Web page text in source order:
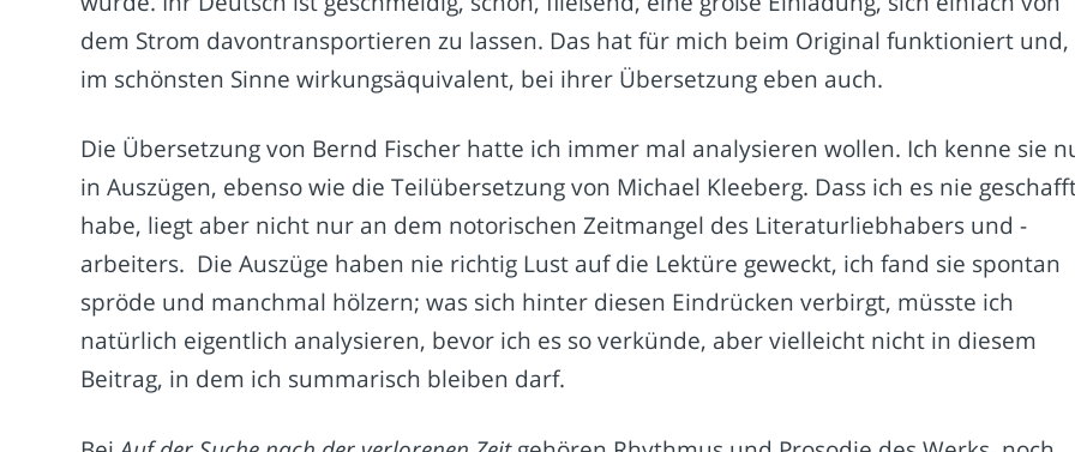
dem Strom davontransportieren zu lassen. Das hat für mich beim Original funktioniert und,
im schönsten Sinne wirkungsäquivalent, bei ihrer Übersetzung eben auch.
Die Übersetzung von Bernd Fischer hatte ich immer mal analysieren wollen. Ich kenne sie
in Auszügen, ebenso wie die Teilübersetzung von Michael Kleeberg. Dass ich es nie
habe, liegt aber nicht nur an dem notorischen Zeitmangel des Literaturliebhabers und -
arbeiters. Die Auszüge haben nie richtig Lust auf die Lektüre geweckt, ich fand sie spontan
spröde und manchmal hölzern; was sich hinter diesen Eindrücken verbirgt, müsste ich
natürlich eigentlich analysieren, bevor ich es so verkünde, aber vielleicht nicht in diesem
Beitrag, in dem ich summarisch bleiben darf.